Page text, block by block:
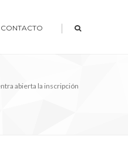
CONTACTO |
abierta la inscripción